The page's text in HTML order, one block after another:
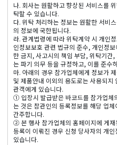
나. 회사는 원활하고 향상된 서비스를
탁할 수 있습니다.
다. 위탁 처리하는 정보는 원활한 서비
의 정보에 국한됩니다.
라. 관계법령에 따라 위탁계약 시 개인
인정보보호 관련 법규의 준수, 개인정
한 금지, 사고시의 책임 부담, 위탁기간
는 파기 의무 등을 규정하고, 이를 준수
마. 아래의 경우 참가업체에게 정보가
및 제품안내 이외의 용도로는 사용되지
관객에게 있습니다.
① 입장시 발급받은 바코드를 참가업체
는 것은 참관인의 등록정보를 해당 업
간주합니다.
② 본 행사 참가업체의 홈페이지에 게
등록이 이뤄진 경우 신청 당사자의 개
있습니다.